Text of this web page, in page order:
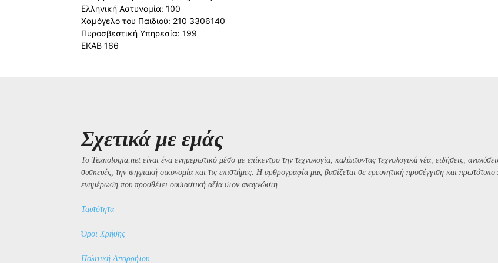
Ελληνική Αστυνομία: 100
Χαμόγελο του Παιδιού: 210 3306140
Πυροσβεστική Υπηρεσία: 199
ΕΚΑΒ 166
Σχετικά με εμάς
Το Texnologia.net είναι ένα ενημερωτικό μέσο με επίκεντρο την τεχνολογία, καλύπτοντας τεχνολογικά νέα, ειδήσεις,
συσκευές, την ψηφιακή οικονομία και τις επιστήμες. Η αρθρογραφία μας βασίζεται σε ερευνητική προσέγγιση και
ενημέρωση που προσθέτει ουσιαστική αξία στον αναγνώστη..
Ταυτότητα
Όροι Χρήσης
Πολιτική Απορρήτου